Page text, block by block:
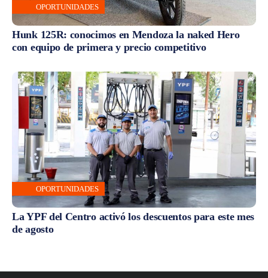
OPORTUNIDADES
Hunk 125R: conocimos en Mendoza la naked Hero
con equipo de primera y precio competitivo
OPORTUNIDADES
La YPF del Centro activó los descuentos para este mes
de agosto